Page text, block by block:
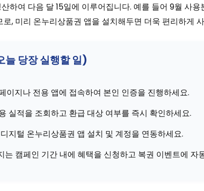
하여 다음 달 15일에 이루어집니다. 예를 들어 9월 사
, 미리 온누리상품권 앱을 설치해두면 더욱 편리하게
당장 실행할 일)
이지나 전용 앱에 접속하여 본인 인증을 진행하세요.
실적을 조회하고 환급 대상 여부를 즉시 확인하세요.
지털 온누리상품권 앱 설치 및 계정을 연동하세요.
는 캠페인 기간 내에 혜택을 신청하고 복권 이벤트에 자